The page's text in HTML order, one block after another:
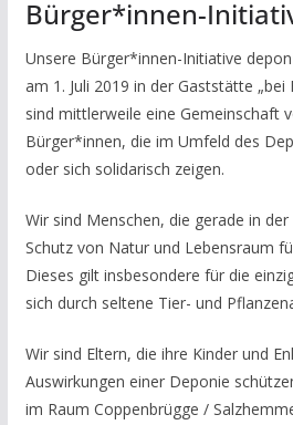
Bürger*innen-
Unsere Bürger*innen-Initiative
am 1. Juli 2019 in der Gaststätte „bei
sind mittlerweile eine Gemeinschaft
Bürger*innen, die im Umfeld des
oder sich solidarisch zeigen.
Wir sind Menschen, die gerade in
Schutz von Natur und Lebensraum
Dieses gilt insbesondere für die
sich durch seltene Tier- und
Wir sind Eltern, die ihre Kinder und
Auswirkungen einer Deponie
im Raum Coppenbrügge /